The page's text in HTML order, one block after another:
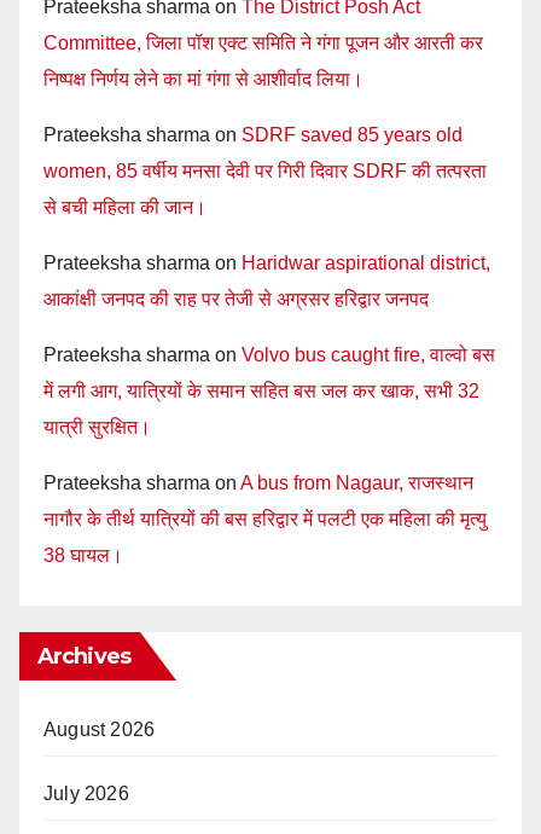
Prateeksha sharma on The District Posh Act
Committee, जिला पॉश एक्ट समिति ने गंगा पूजन और आरती कर
निष्पक्ष निर्णय लेने का मां गंगा से आशीर्वाद लिया।
Prateeksha sharma on SDRF saved 85 years old
women, 85 वर्षीय मनसा देवी पर गिरी दिवार SDRF की तत्परता
से बची महिला की जान।
Prateeksha sharma on Haridwar aspirational district,
आकांक्षी जनपद की राह पर तेजी से अग्रसर हरिद्वार जनपद
Prateeksha sharma on Volvo bus caught fire, वाल्वो बस
में लगी आग, यात्रियों के समान सहित बस जल कर खाक, सभी 32
यात्री सुरक्षित।
Prateeksha sharma on A bus from Nagaur, राजस्थान
नागौर के तीर्थ यात्रियों की बस हरिद्वार में पलटी एक महिला की मृत्यु
38 घायल।
Archives
August 2026
July 2026